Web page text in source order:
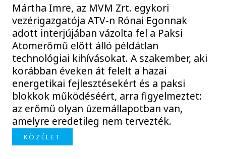
Mártha Imre, az MVM Zrt. egykori
vezérigazgatója ATV-n Rónai Egonnak
adott interjújában vázolta fel a Paksi
Atomerőmű előtt álló példátlan
technológiai kihívásokat. A szakember, aki
korábban éveken át felelt a hazai
energetikai fejlesztésekért és a paksi
blokkok működéséért, arra figyelmeztet:
az erőmű olyan üzemállapotban van,
amelyre eredetileg nem tervezték.
KÖZÉLET